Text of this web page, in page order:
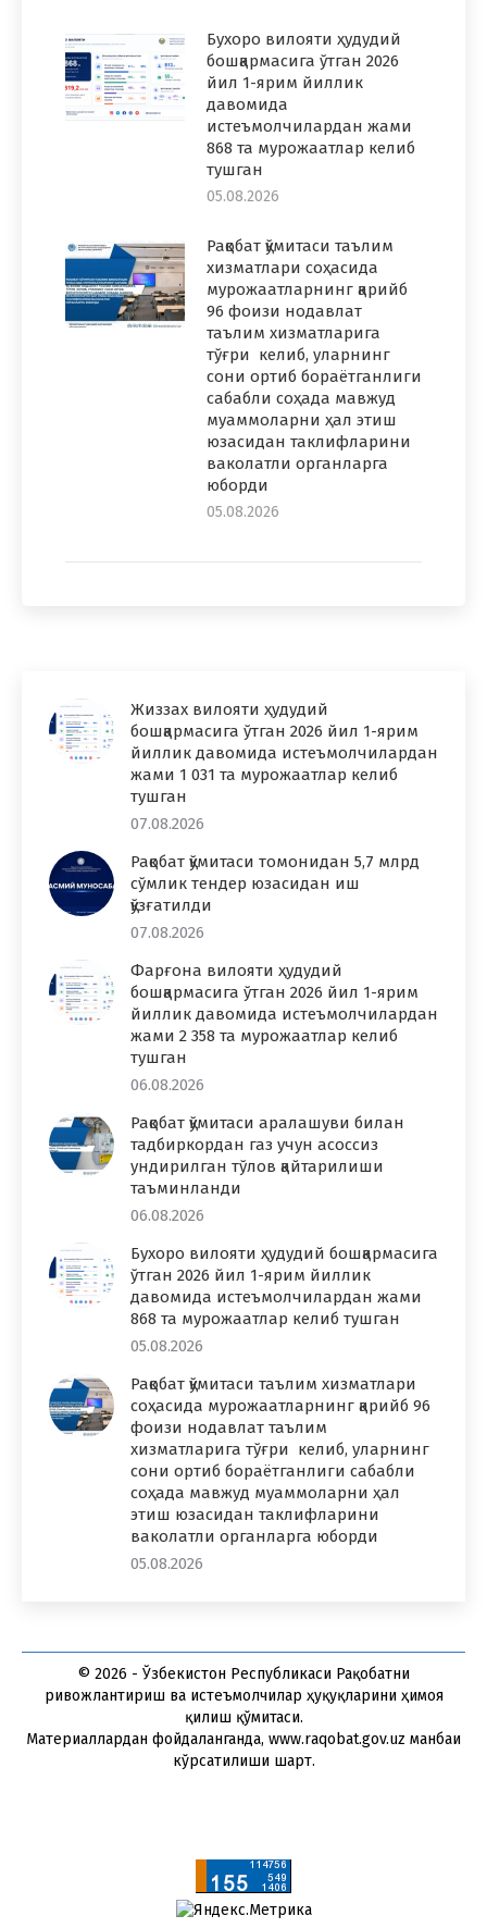
Бухоро вилояти ҳудудий
бошқармасига ўтган 2026
йил 1-ярим йиллик
давомида
истеъмолчилардан жами
868 та мурожаатлар келиб
тушган
05.08.2026
Рақобат қўмитаси таълим
хизматлари соҳасида
мурожаатларнинг қарийб
96 фоизи нодавлат
таълим хизматларига
тўғри келиб, уларнинг
сони ортиб бораётганлиги
сабабли соҳада мавжуд
муаммоларни ҳал этиш
юзасидан таклифларини
ваколатли органларга
юборди
05.08.2026
Жиззах вилояти ҳудудий
бошқармасига ўтган 2026 йил 1-ярим
йиллик давомида истеъмолчилардан
жами 1 031 та мурожаатлар келиб
тушган
07.08.2026
Рақобат қўмитаси томонидан 5,7 млрд
сўмлик тендер юзасидан иш
қўзғатилди
07.08.2026
Фарғона вилояти ҳудудий
бошқармасига ўтган 2026 йил 1-ярим
йиллик давомида истеъмолчилардан
жами 2 358 та мурожаатлар келиб
тушган
06.08.2026
Рақобат қўмитаси аралашуви билан
тадбиркордан газ учун асоссиз
ундирилган тўлов қайтарилиши
таъминланди
06.08.2026
Бухоро вилояти ҳудудий бошқармасига
ўтган 2026 йил 1-ярим йиллик
давомида истеъмолчилардан жами
868 та мурожаатлар келиб тушган
05.08.2026
Рақобат қўмитаси таълим хизматлари
соҳасида мурожаатларнинг қарийб 96
фоизи нодавлат таълим
хизматларига тўғри келиб, уларнинг
сони ортиб бораётганлиги сабабли
соҳада мавжуд муаммоларни ҳал
этиш юзасидан таклифларини
ваколатли органларга юборди
05.08.2026
© 2026 - Ўзбекистон Республикаси Рақобатни
ривожлантириш ва истеъмолчилар ҳуқуқларини ҳимоя
қилиш қўмитаси.
Материаллардан фойдаланганда, www.raqobat.gov.uz манбаи
кўрсатилиши шарт.